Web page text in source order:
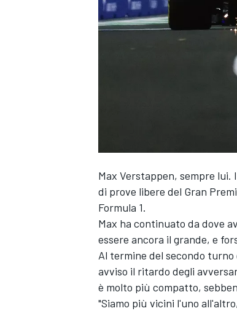
MONOPOSTO
Max Verstappen, sempre lui.
di prove libere del Gran
Formula 1.
Max ha continuato da dove
essere ancora il grande, e
Al termine del secondo
avviso il ritardo degli
è molto più compatto,
"Siamo più vicini l'uno